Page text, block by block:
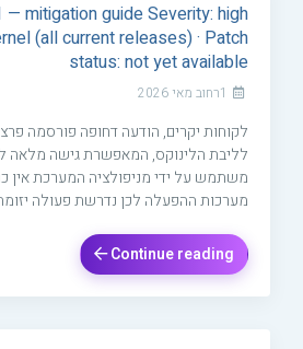
mitigation guide Severity: high
(all current releases) · Patch
status: not yet available
לקוחות יקרים, הודעה דחופה פורסמה
לליבת הלינוקס, המאפשרת גישה
משתמש על ידי מניפולציה המערכת אין
מערכות ההפעלה לכן נדרשת פעולה
Continue reading